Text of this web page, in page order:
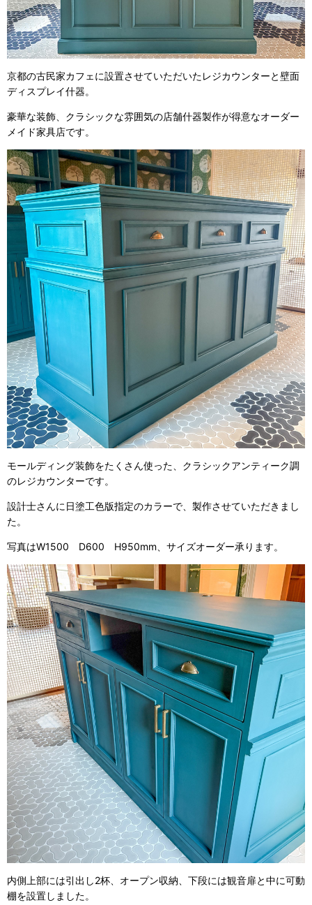
京都の古民家カフェに設置させていただいたレジカウンターと壁面
ディスプレイ什器。
豪華な装飾、クラシックな雰囲気の店舗什器製作が得意なオーダー
メイド家具店です。
モールディング装飾をたくさん使った、クラシックアンティーク調
のレジカウンターです。
設計士さんに日塗工色版指定のカラーで、製作させていただきまし
た。
写真はW1500 D600 H950mm、サイズオーダー承ります。
内側上部には引出し2杯、オープン収納、下段には観音扉と中に可動
棚を設置しました。